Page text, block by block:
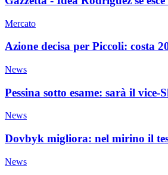
Mercato
Azione decisa per Piccoli: costa
News
Pessina sotto esame: sarà il vice-
News
Dovbyk migliora: nel mirino il
News